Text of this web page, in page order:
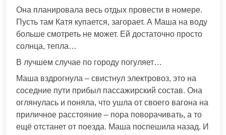
Она планировала весь отдых провести в номере.
Пусть там Катя купается, загорает. А Маша на воду
больше смотреть не может. Ей достаточно просто
солнца, тепла…
В лучшем случае по городу погуляет…
Маша вздрогнула – свистнул электровоз, это на
соседние пути прибыл пассажирский состав. Она
оглянулась и поняла, что ушла от своего вагона на
приличное расстояние – пора поворачивать, а то
ещё отстанет от поезда. Маша поспешила назад. И